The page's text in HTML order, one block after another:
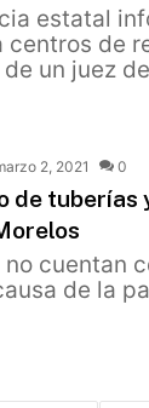
estatal
centros de
un juez
2, 2021 0
de tuberías
cuentan
de la